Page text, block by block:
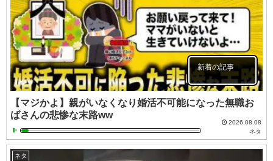
新着の記事
【マジかよ】親がいなくなり婚活不可能になった無職お
ばさんの悲惨な末路ww
2026.08.08
ネタ
ネタ